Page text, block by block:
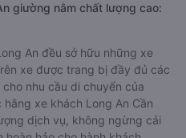
giường nằm chất lượng cao:
An đều sở hữu những xe
xe được trang bị đầy đủ các
nhu cầu di chuyển của
xe khách Long An Cần
dịch vụ, không ngừng cải